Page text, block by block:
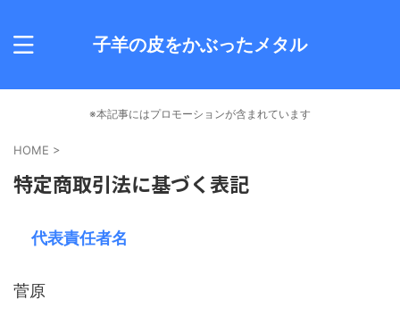
子羊の皮をかぶったメタル
※本記事にはプロモーションが含まれています
HOME >
特定商取引法に基づく表記
代表責任者名
菅原